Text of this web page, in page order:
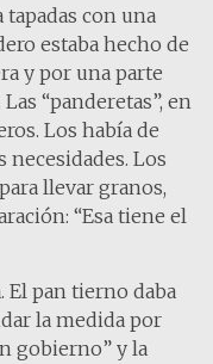
con una
estaba hecho de
y por una parte
“panderetas”, en
Los había de
Los
llevar granos,
“Esa tiene el
El pan tierno daba
la medida por
gobierno” y la